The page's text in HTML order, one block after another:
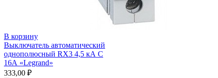
В корзину
Выключатель автоматический
однополюсный RX3 4,5 кА С
16А «Legrand»
333,00 ₽